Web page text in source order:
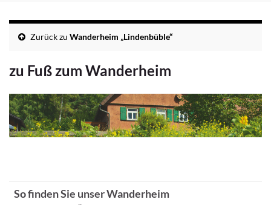
Zurück zu Wanderheim „Lindenbüble“
zu Fuß zum Wanderheim
So finden Sie unser Wanderheim